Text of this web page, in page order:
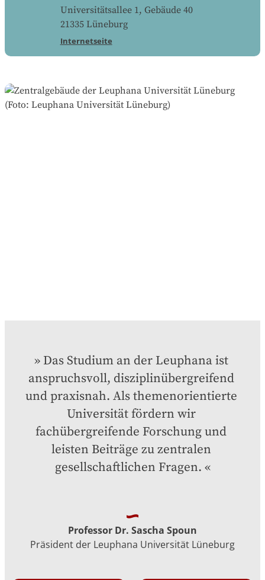
Universitätsallee 1, Gebäude 40
21335 Lüneburg
Internetseite
Das Studium an der Leuphana ist
anspruchsvoll, disziplinübergreifend
und praxisnah. Als themenorientierte
Universität fördern wir
fachübergreifende Forschung und
leisten Beiträge zu zentralen
gesellschaftlichen Fragen.
Professor Dr. Sascha Spoun
Präsident der Leuphana Universität Lüneburg